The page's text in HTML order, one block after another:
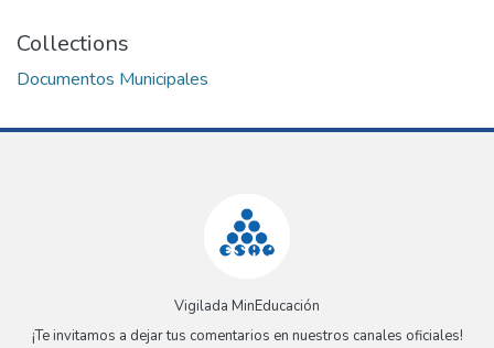
Collections
Documentos Municipales
Vigilada MinEducación
¡Te invitamos a dejar tus comentarios en nuestros canales oficiales!